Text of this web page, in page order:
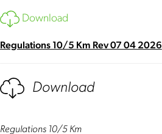
Download
Regulations 10/5 Km Rev 07 04 2026
Download
Regulations 10/5 Km